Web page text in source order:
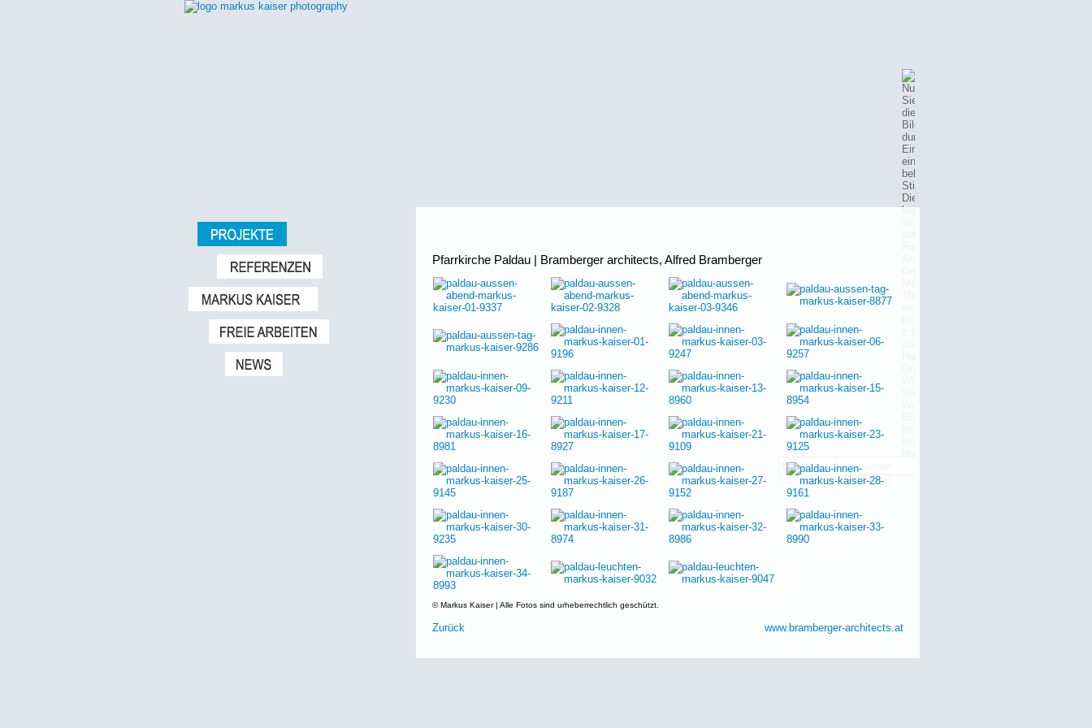
515 Bauwerke | 13655 Bilder
Pfarrkirche Paldau | Bramberger architects, Alfred Bramberger
© Markus Kaiser | Alle Fotos sind urheberrechtlich geschützt.
Zurück www.bramberger-architects.at